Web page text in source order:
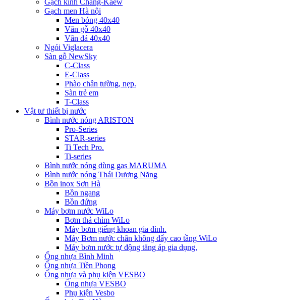
Gạch men Hà nội
Men bóng 40x40
Vân gỗ 40x40
Vân đá 40x40
Ngói Viglacera
Sàn gỗ NewSky
C-Class
E-Class
Phào chân tường, nẹp.
Sàn trẻ em
T-Class
Vật tư thiết bị nước
Bình nước nóng ARISTON
Pro-Series
STAR-series
Ti Tech Pro.
Ti-series
Bình nước nóng dùng gas MARUMA
Bình nước nóng Thái Dương Năng
Bồn inox Sơn Hà
Bồn ngang
Bồn đứng
Máy bơm nước WiLo
Bơm thả chìm WiLo
Máy bơm giếng khoan gia đình.
Máy Bơm nước chân không đẩy cao tầng WiLo
Máy bơm nước tự động tăng áp gia dụng.
Ống nhựa Bình Minh
Ống nhựa Tiền Phong
Ống nhựa và phụ kiện VESBO
Ống nhựa VESBO
Phụ kiện Vesbo